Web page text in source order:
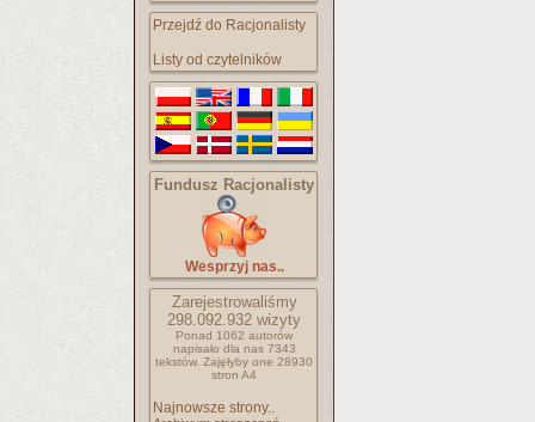
Przejdź do Racjonalisty
Listy od czytelników
Fundusz Racjonalisty
Wesprzyj nas..
Zarejestrowaliśmy
298.092.932 wizyty
Ponad 1062 autorów
napisało dla nas 7343
tekstów. Zajęłyby one 28930
stron A4
Najnowsze strony..